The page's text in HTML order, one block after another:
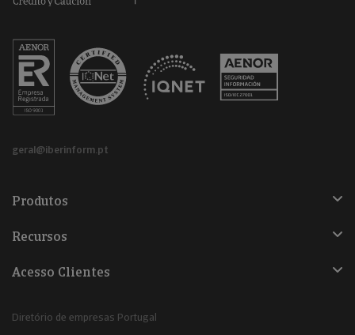
geral@iberinform.pt
Produtos
Recursos
Acesso Clientes
Diretório de empresas Portugal